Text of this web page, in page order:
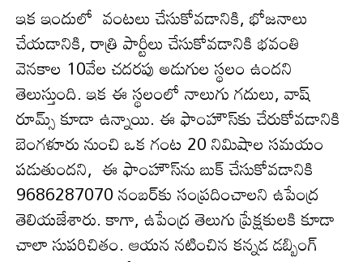
ఇక ఇందులో వంటలు చేసుకోవడానికి, భోజనాలు
చేయడానికి, రాత్రి పార్టీలు చేసుకోవడానికి భవంతి
వెనకాల 10వేల చదరపు అడుగుల స్థలం ఉందని
తెలుస్తుంది. ఇక ఈ స్థలంలో నాలుగు గదులు, వాష్
రూమ్స్ కూడా ఉన్నాయి. ఈ ఫాంహౌస్‌కు చేరుకోవడానికి
బెంగళూరు నుంచి ఒక గంట 20 నిమిషాల సమయం
పడుతుంద‌ని, ఈ ఫాంహౌస్‌ను బుక్ చేసుకోవడానికి
9686287070 నంబర్‌కు సంప్రదించాలని ఉపేంద్ర
తెలియ‌జేశారు. కాగా, ఉపేంద్ర తెలుగు ప్రేక్ష‌కుల‌కి కూడా
చాలా సుప‌రిచితం. ఆయ‌న న‌టించిన‌ కన్నడ డబ్బింగ్‌